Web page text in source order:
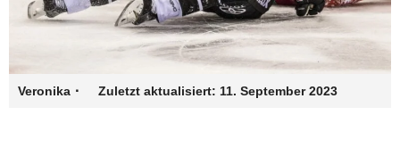
Veronika · Zuletzt aktualisiert: 11. September 2023